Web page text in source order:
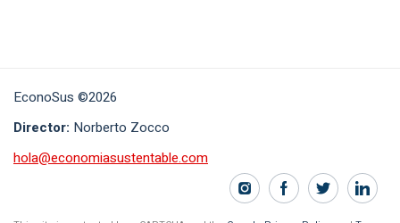
EconoSus ©2026
Director: Norberto Zocco
hola@economiasustentable.com